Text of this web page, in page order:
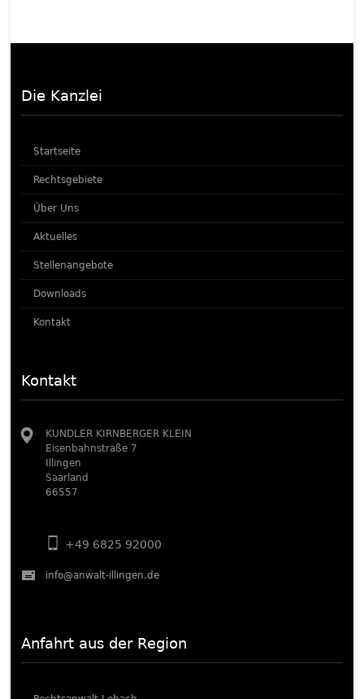
Die Kanzlei
Startseite
Rechtsgebiete
Über Uns
Aktuelles
Stellenangebote
Downloads
Kontakt
Kontakt
KUNDLER KIRNBERGER KLEIN
Eisenbahnstraße 7
Illingen
Saarland
66557
+49 6825 92000
info@anwalt-illingen.de
Anfahrt aus der Region